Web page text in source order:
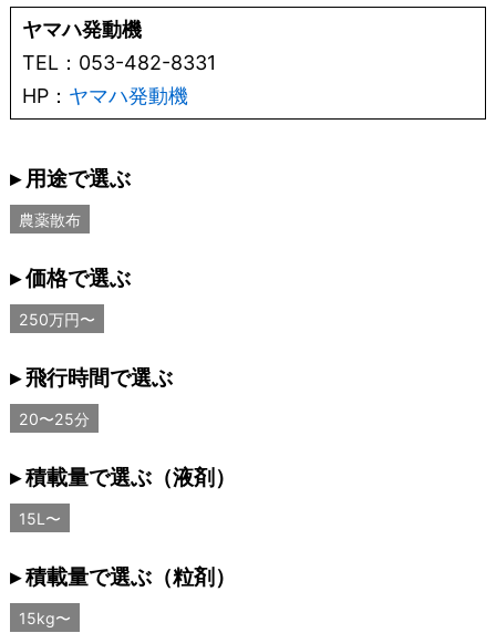
ヤマハ発動機
TEL：053-482-8331
HP： ヤマハ発動機
▸ 用途で選ぶ
農薬散布
▸ 価格で選ぶ
250万円〜
▸ 飛行時間で選ぶ
20〜25分
▸ 積載量で選ぶ（液剤）
15L〜
▸ 積載量で選ぶ（粒剤）
15kg〜